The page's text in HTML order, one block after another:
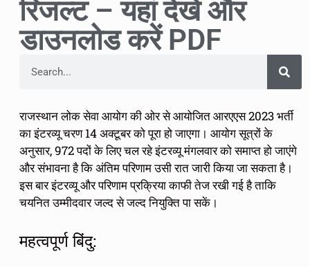
रिजल्ट – यहां देखें और
डाउनलोड करें PDF
राजस्थान लोक सेवा आयोग की ओर से आयोजित आरएएस 2023 भर्ती
का इंटरव्यू चरण 14 अक्टूबर को पूरा हो जाएगा। आयोग सूत्रों के
अनुसार, 972 पदों के लिए चल रहे इंटरव्यू मंगलवार को समाप्त हो जाएंगे
और संभावना है कि अंतिम परिणाम उसी रात जारी किया जा सकता है।
इस बार इंटरव्यू और परिणाम प्रक्रिया काफी तेज रखी गई है ताकि
चयनित उम्मीदवार जल्द से जल्द नियुक्ति पा सकें।
महत्वपूर्ण बिंदु: